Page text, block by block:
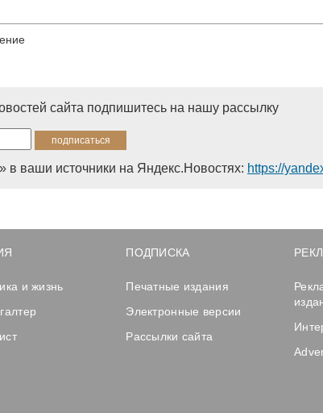
сайта подпишитесь на нашу рассылку
в ваши источники на Яндекс.Новостях: https://
и жизнь
ПОДПИСКА
Печатные издания
Электронные версии
Рассылки сайта